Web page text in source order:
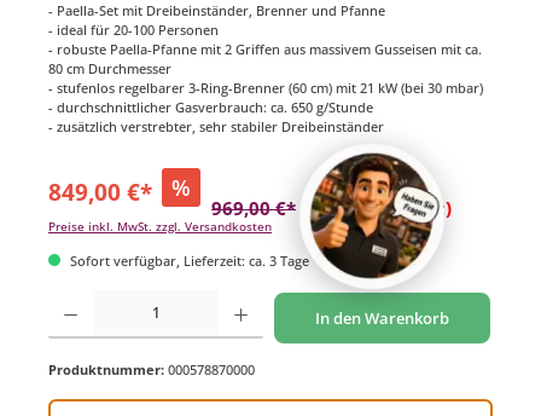
- Paella-Set mit Dreibeinständer, Brenner und Pfanne
- ideal für 20-100 Personen
- robuste Paella-Pfanne mit 2 Griffen aus massivem Gusseisen mit ca.
80 cm Durchmesser
- stufenlos regelbarer 3-Ring-Brenner (60 cm) mit 21 kW (bei 30 mbar)
- durchschnittlicher Gasverbrauch: ca. 650 g/Stunde
- zusätzlich verstrebter, sehr stabiler Dreibeinständer
849,00 €* %
969,00 €* (12.38% gespart)
Preise inkl. MwSt. zzgl. Versandkosten
Sofort verfügbar, Lieferzeit: ca. 3 Tage
Produkt Anzahl: Gib den gewünschten Wert ein oder benutze die Schaltflächen um
In den Warenkorb
Produktnummer: 000578870000